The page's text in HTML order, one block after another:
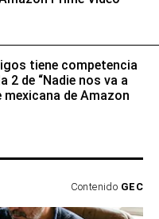
tiene competencia
2 de “Nadie nos va a
mexicana de Amazon
Contenido GEC